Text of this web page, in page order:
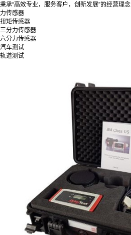
秉承“高效专业，服务客户，创新发展”的经营理念
力传感器
扭矩传感器
三分力传感器
六分力传感器
汽车测试
轨道测试